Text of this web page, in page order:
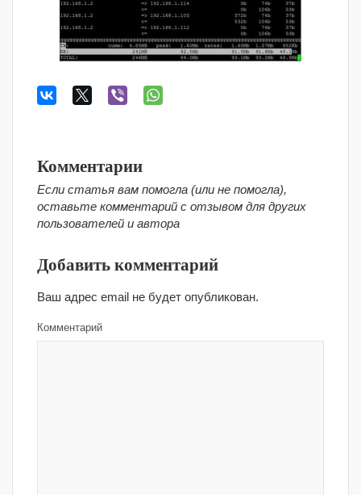
Комментарии
Если статья вам помогла (или не помогла),
оставьте комментарий с отзывом для других
пользователей и автора
Добавить комментарий
Ваш адрес email не будет опубликован.
Комментарий